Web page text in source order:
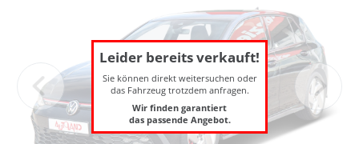
Leider bereits verkauft!
Sie können direkt weitersuchen oder
das Fahrzeug trotzdem anfragen.
Wir finden garantiert
das passende Angebot.